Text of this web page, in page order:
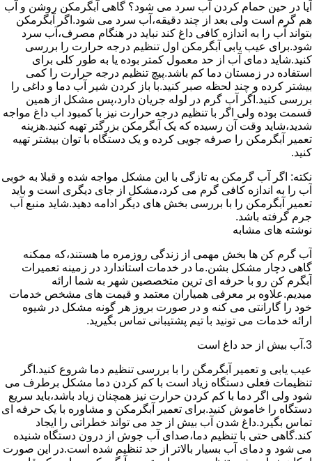
آیا در حین حمام کردن آب سرد می شود؟ گاهی آبگرمکن روشن و آب
هم گرم است ولی بعد از چند دقیقه،آب سرد می شود.اگر آبگرمکن
بتواند آب را به اندازه کافی داغ کند نباید در هنگام مصرف،آب سرد
شود.برای عیب یابی آبگرمکن اول تنظیم درجه حرارت را بررسی
کنید.شاید دمای آب از حد معمول کمتر بوده یا به طور کلی برای
استفاده در زمستان دما کم باشد.پیچ تنظیم درجه حرارت را کمی
بیشتر کرده و چند لحظه صبر کنید.با باز کردن شیر آب دما و داغی را
بررسی کنید.اگر آب گرم در لوله جریان دارد،پس مشکل از همین
قسمت بوده ولی اگر با تنظیم درجه حرارت نیز با کمبود اب داغ مواجه
شدید،شاید وقت آن رسیده که یک آبگرمکن بزرگتر تهیه کنید.هزینه
تعمیر آبگرمکن را صرفه جویی کرده و یک دستگاه با توان بیشتر تهیه
کنید.
نکته: اگر آب گرمکن به تازگی با این مشکل مواجه شده و قبلا به خوبی
آب را به اندازه کافی گرم می کرد،مشکل از جای دیگری است و باید
تعمیر آبگرمکن را با بررسی بخش های دیگر ادامه دهید.شاید منبع آب
جرم گرفته باشد.
نوشته های مشابه
آب گرم کن ها بخش مهمی از زندگی روزمره ما هستند،که ممکنه
گاهی دچار مشکل بشن.ما در خدمات استاندارد در زمینه تعمیرات
آبگرم کن رو با حرفه ای ترین متخصصین شهر به شما ارائه
میدیم.علاوه بر معرفی همیاران معتمد و قیمت های مشخص خدمات
خود را گارانتی می کنه و در صورت بروز هر گونه مشکل در شیوه
ارائه خدمات می تونید با تیم پشتیبانی تماس بگیرید.
3.آب بیش از حد داغ است
عیب یابی و تعمیر آبگرمگن را با بررسی تنظیم دما شروع کنید.اگر
تنظیمات فعلی دستگاه زیاد است با کم کردن دما مشکل برطرف می
شود ولی اگر دما با کم کردن حرارت نیز همچنان زیاد باشد،باید سریع
دستگاه را خاموش کنید.برای تعمیر آبگرمکن و مشاوره با یک حرفه ای
تماس بگیرد.داغ شدن آب بیش از حد می تواند خطراتی را ایجاد
کند.گاهی حتی با تنظیم دما،صدای آب جوش از درون دستگاه شنیده
می شود و دمای آب بسیار بالاتر از حد تنظیم شده است.در این صورت